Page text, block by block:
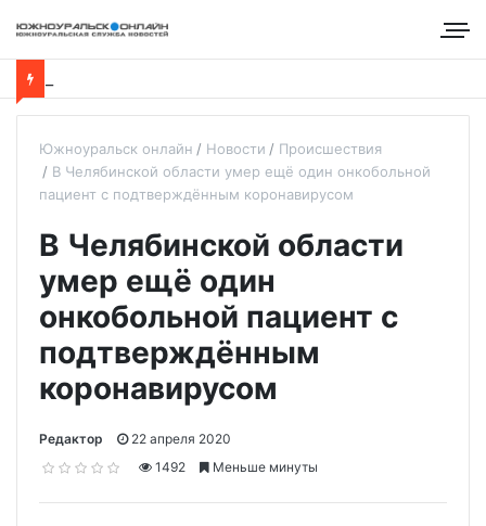
Южноуральск онлайн Новости
Происшествия
В Челябинской области умер ещё один онкобольной
пациент с подтверждённым коронавирусом
В Челябинской области
умер ещё один
онкобольной пациент с
подтверждённым
коронавирусом
Редактор
22 апреля 2020
1492
Меньше минуты